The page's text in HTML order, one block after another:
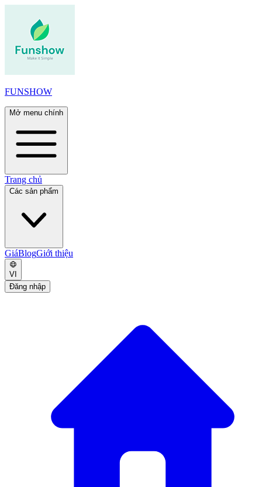
FUNSHOW
Mở menu chính
Trang chủ
Các sản phẩm
GiáBlogGiới thiệu
VI
Đăng nhập